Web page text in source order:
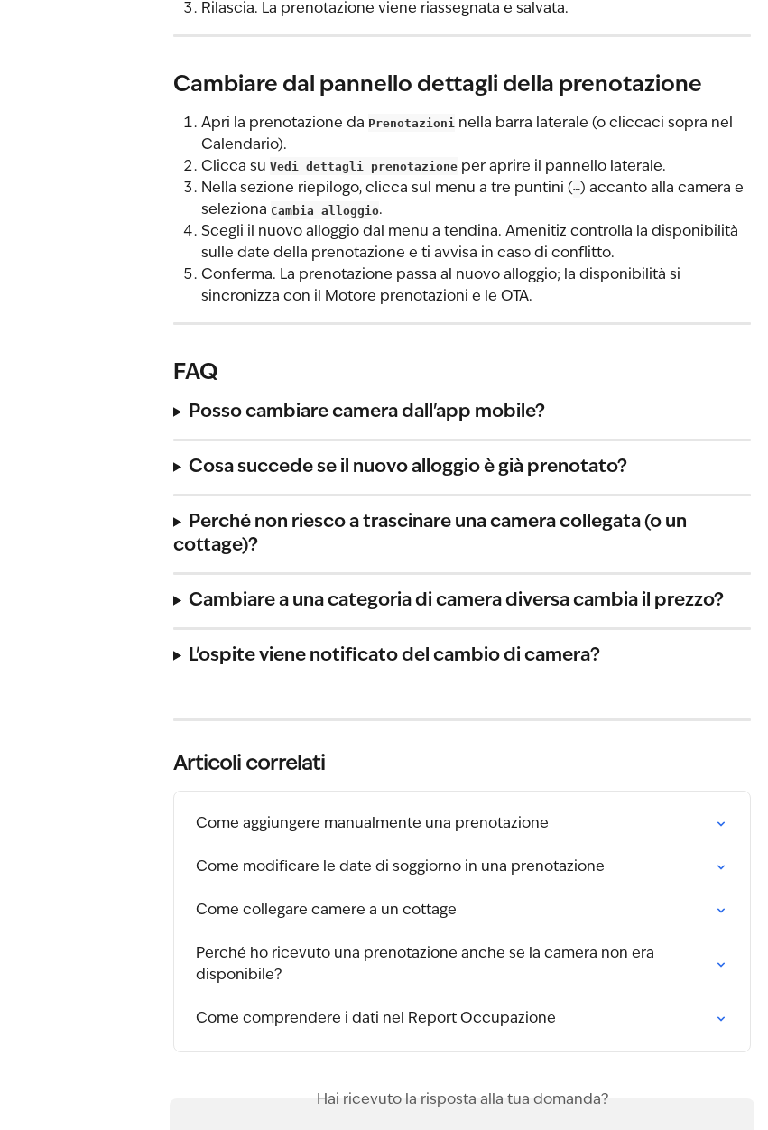
Rilascia. La prenotazione viene riassegnata e salvata.
Cambiare dal pannello dettagli della prenotazione
Apri la prenotazione da Prenotazioni nella barra laterale (o cliccaci sopra nel
Calendario).
Clicca su Vedi dettagli prenotazione per aprire il pannello laterale.
Nella sezione riepilogo, clicca sul menu a tre puntini (⋯) accanto alla camera e
seleziona Cambia alloggio.
Scegli il nuovo alloggio dal menu a tendina. Amenitiz controlla la disponibilità
sulle date della prenotazione e ti avvisa in caso di conflitto.
Conferma. La prenotazione passa al nuovo alloggio; la disponibilità si
sincronizza con il Motore prenotazioni e le OTA.
FAQ
Posso cambiare camera dall'app mobile?
Cosa succede se il nuovo alloggio è già prenotato?
Perché non riesco a trascinare una camera collegata (o un
cottage)?
Cambiare a una categoria di camera diversa cambia il prezzo?
L'ospite viene notificato del cambio di camera?
Articoli correlati
Come aggiungere manualmente una prenotazione
Come modificare le date di soggiorno in una prenotazione
Come collegare camere a un cottage
Perché ho ricevuto una prenotazione anche se la camera non era
disponibile?
Come comprendere i dati nel Report Occupazione
Hai ricevuto la risposta alla tua domanda?